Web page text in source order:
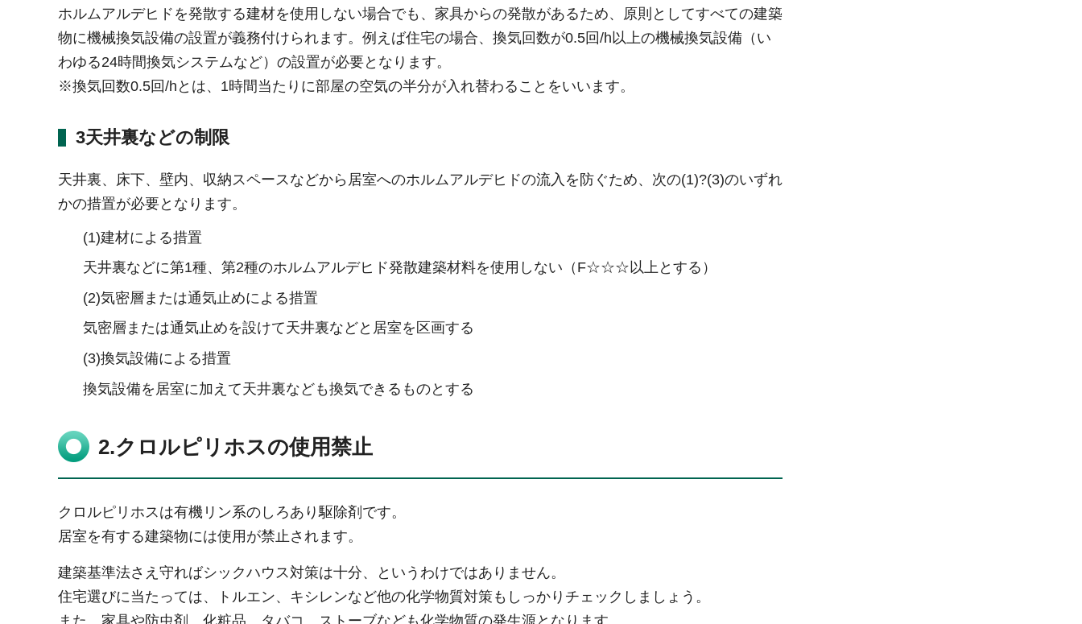
ホルムアルデヒドを発散する建材を使用しない場合でも、家具からの発散があるため、原則としてすべての建築
物に機械換気設備の設置が義務付けられます。例えば住宅の場合、換気回数が0.5回/h以上の機械換気設備（い
わゆる24時間換気システムなど）の設置が必要となります。
※換気回数0.5回/hとは、1時間当たりに部屋の空気の半分が入れ替わることをいいます。
3天井裏などの制限
天井裏、床下、壁内、収納スペースなどから居室へのホルムアルデヒドの流入を防ぐため、次の(1)?(3)のいずれ
かの措置が必要となります。
(1)建材による措置
天井裏などに第1種、第2種のホルムアルデヒド発散建築材料を使用しない（F☆☆☆以上とする）
(2)気密層または通気止めによる措置
気密層または通気止めを設けて天井裏などと居室を区画する
(3)換気設備による措置
換気設備を居室に加えて天井裏なども換気できるものとする
2.クロルピリホスの使用禁止
クロルピリホスは有機リン系のしろあり駆除剤です。
居室を有する建築物には使用が禁止されます。
建築基準法さえ守ればシックハウス対策は十分、というわけではありません。
住宅選びに当たっては、トルエン、キシレンなど他の化学物質対策もしっかりチェックしましょう。
また、家具や防虫剤、化粧品、タバコ、ストーブなども化学物質の発生源となります。